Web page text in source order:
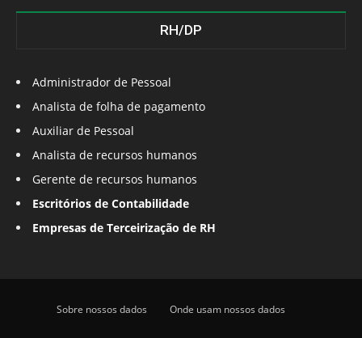
RH/DP
Administrador de Pessoal
Analista de folha de pagamento
Auxiliar de Pessoal
Analista de recursos humanos
Gerente de recursos humanos
Escritórios de Contabilidade
Empresas de Terceirização de RH
Sobre nossos dados Onde usam nossos dados